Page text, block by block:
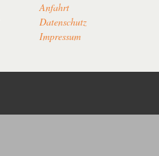
Anfahrt
Datenschutz
Impressum